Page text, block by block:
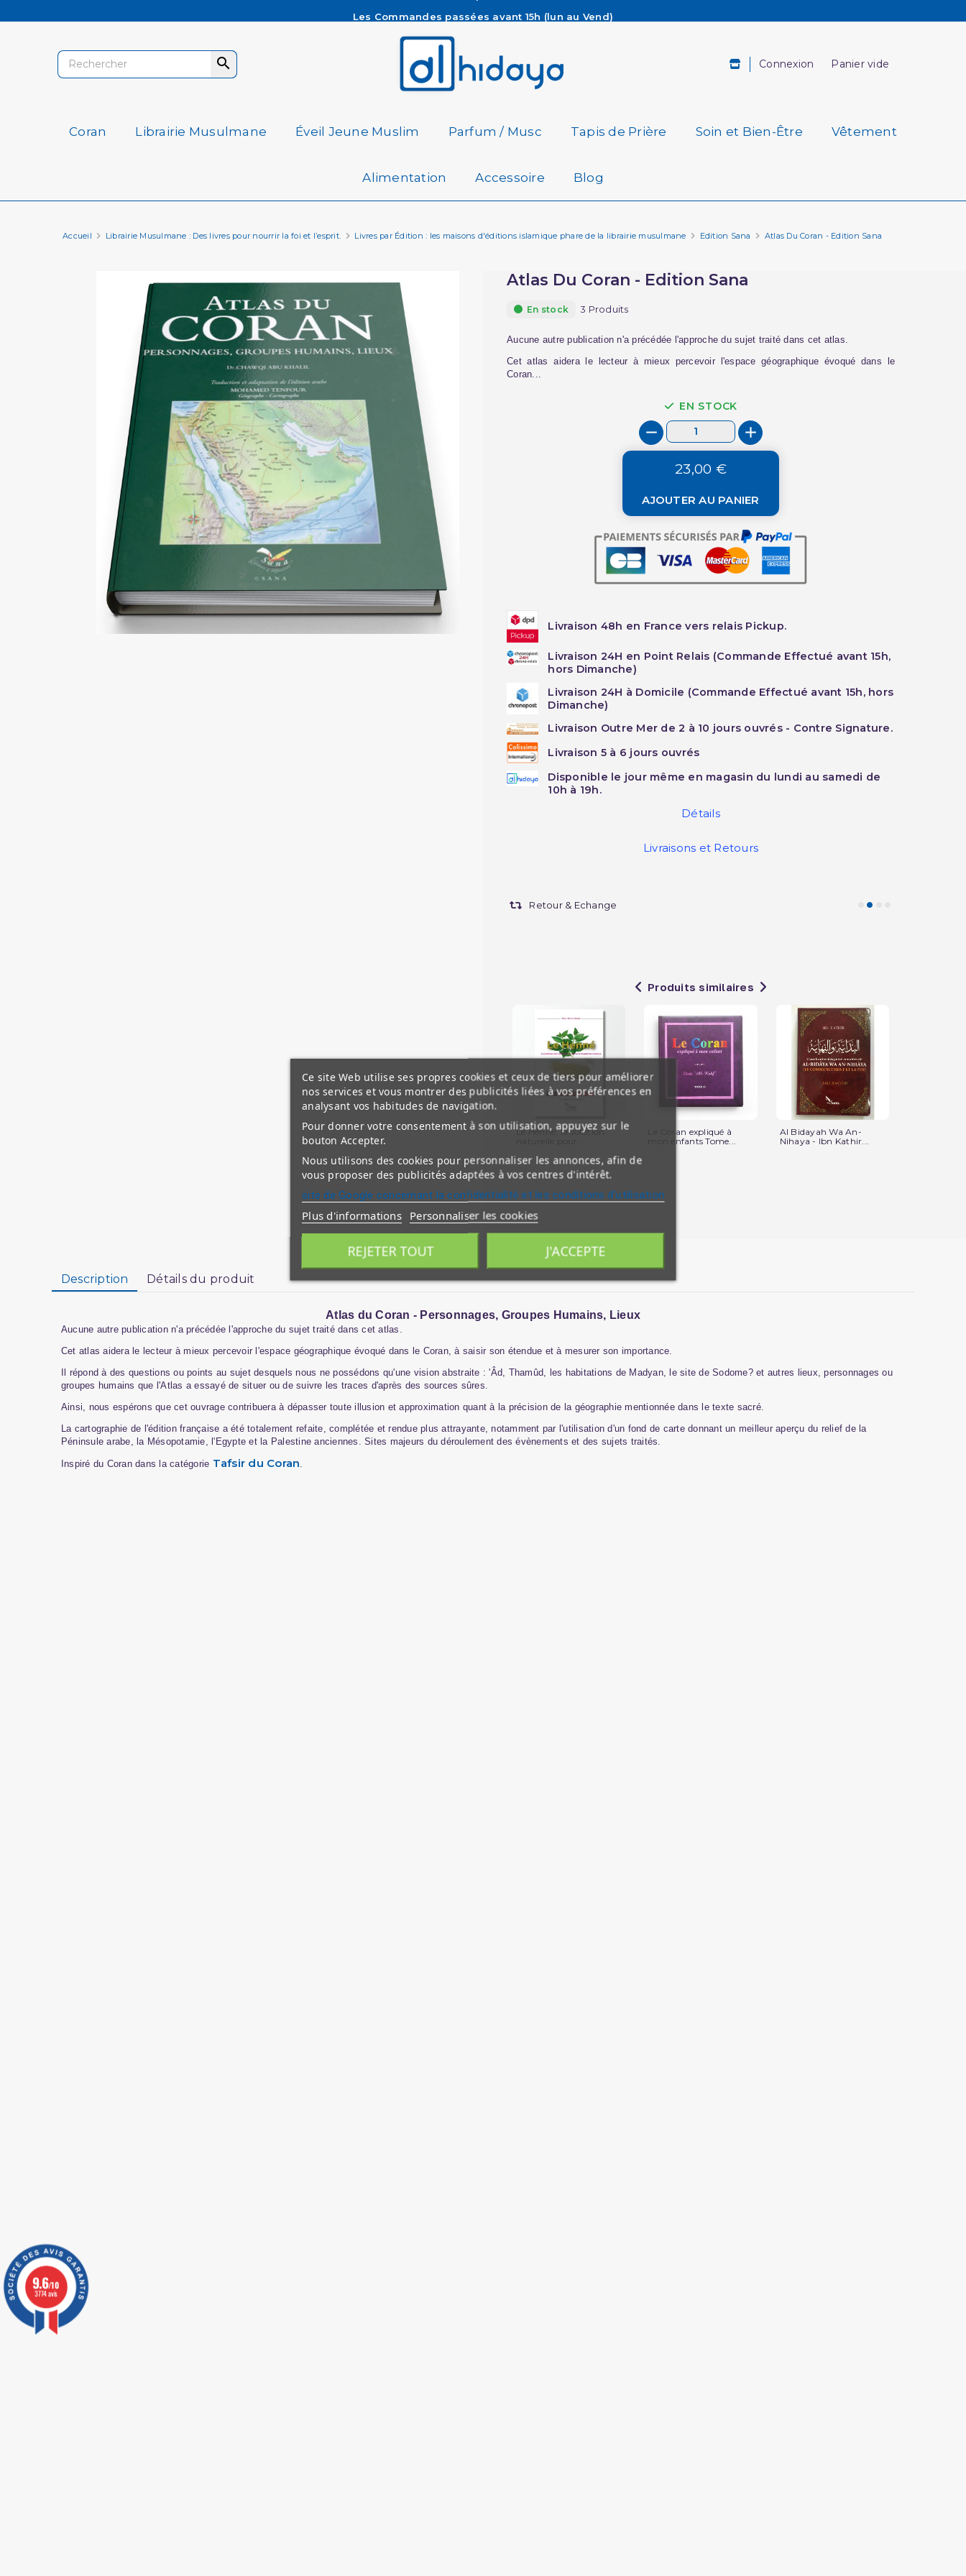
Les Commandes passées avant 15h (lun au Vend)
Besoin d'aide ? Retrouvez notre FAQ
Livraison offerte à partir de 65€ d'achat*
 Connexion Panier vide
Coran Librairie Musulmane Éveil Jeune Muslim Parfum / Musc Tapis de Prière Soin et Bien-Être Vêtement
Alimentation Accessoire Blog
Accueil Librairie Musulmane : Des livres pour nourrir la foi et l’esprit. Livres par Édition : les maisons d'éditions islamique phare de la librairie musulmane Edition Sana Atlas Du Coran - Edition Sana
Atlas Du Coran - Edition Sana
En stock 3 Produits
Aucune autre publication n'a précédée l'approche du sujet traité dans cet atlas.
Cet atlas aidera le lecteur à mieux percevoir l'espace géographique évoqué dans le
Coran...
EN STOCK
23,00 €
AJOUTER AU PANIER
Livraison 48h en France vers relais Pickup.
Livraison 24H en Point Relais (Commande Effectué avant 15h,
hors Dimanche)
Livraison 24H à Domicile (Commande Effectué avant 15h, hors
Dimanche)
Livraison Outre Mer de 2 à 10 jours ouvrés - Contre Signature.
Livraison 5 à 6 jours ouvrés
Disponible le jour même en magasin du lundi au samedi de
10h à 19h.
Détails
Livraisons et Retours
Retour & Echange
Produits similaires
Le Henné, la solution
Le Coran expliqué à
mon enfants Tome...
Al Bidayah Wa An-
Nihaya - Ibn Kathir...
Description Détails du produit
Atlas du Coran - Personnages, Groupes Humains, Lieux
Aucune autre publication n'a précédée l'approche du sujet traité dans cet atlas.
Cet atlas aidera le lecteur à mieux percevoir l'espace géographique évoqué dans le Coran, à saisir son étendue et à mesurer son importance.
Il répond à des questions ou points au sujet desquels nous ne possédons qu'une vision abstraite : 'Âd, Thamûd, les habitations de Madyan, le site de Sodome? et autres lieux, personnages ou
groupes humains que l'Atlas a essayé de situer ou de suivre les traces d'après des sources sûres.
Ainsi, nous espérons que cet ouvrage contribuera à dépasser toute illusion et approximation quant à la précision de la géographie mentionnée dans le texte sacré.
La cartographie de l'édition française a été totalement refaite, complétée et rendue plus attrayante, notamment par l'utilisation d'un fond de carte donnant un meilleur aperçu du relief de la
Péninsule arabe, la Mésopotamie, l'Egypte et la Palestine anciennes. Sites majeurs du déroulement des évènements et des sujets traités.
Inspiré du Coran dans la catégorie Tafsir du Coran.
Ce site Web utilise ses propres cookies et ceux de tiers pour améliorer
nos services et vous montrer des publicités liées à vos préférences en
analysant vos habitudes de navigation.
Pour donner votre consentement à son utilisation, appuyez sur le
bouton Accepter.
Nous utilisons des cookies pour personnaliser les annonces, afin de
vous proposer des publicités adaptées à vos centres d'intérêt.
site de Google concernant la confidentialité et les conditions d'utilisation
Plus d'informations Personnaliser les cookies
REJETER TOUT J'ACCEPTE
9.6/10
3774 avis